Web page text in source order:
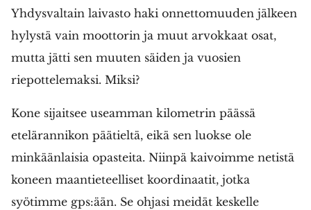
Yhdysvaltain laivasto haki onnettomuuden jälkeen
hylystä vain moottorin ja muut arvokkaat osat,
mutta jätti sen muuten säiden ja vuosien
riepottelemaksi. Miksi?
Kone sijaitsee useamman kilometrin päässä
etelärannikon päätieltä, eikä sen luokse ole
minkäänlaisia opasteita. Niinpä kaivoimme netistä
koneen maantieteelliset koordinaatit, jotka
syötimme gps:ään. Se ohjasi meidät keskelle